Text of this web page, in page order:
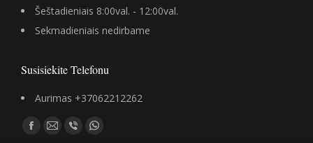
Šeštadieniais 8:00val. - 12:00val.
Sekmadieniais nedirbame
Susisiekite Telefonu
Aurimas +37062212262
Find us on:
Facebook
Mail ViberWhatsapp